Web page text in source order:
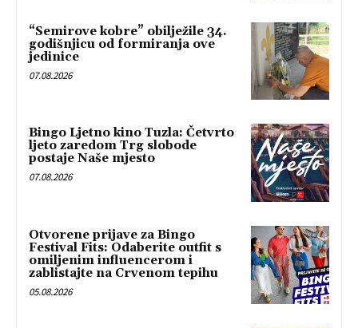
“Semirove kobre” obilježile 34.
godišnjicu od formiranja ove
jedinice
07.08.2026
Bingo Ljetno kino Tuzla: Četvrto
ljeto zaredom Trg slobode
postaje Naše mjesto
07.08.2026
Otvorene prijave za Bingo
Festival Fits: Odaberite outfit s
omiljenim influencerom i
zablistajte na Crvenom tepihu
05.08.2026